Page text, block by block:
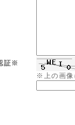
証※
※上の画像